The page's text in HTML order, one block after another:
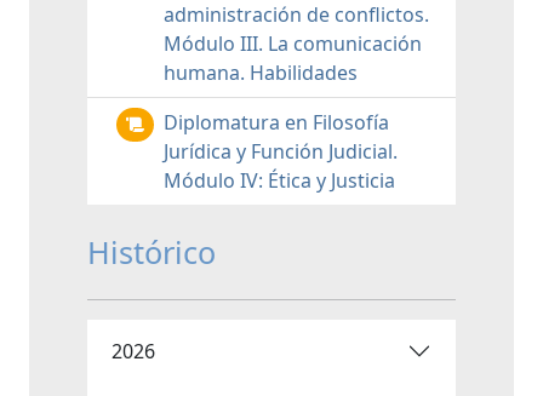
administración de conflictos.
Módulo III. La comunicación
humana. Habilidades
Diplomatura en Filosofía
Jurídica y Función Judicial.
Módulo IV: Ética y Justicia
Histórico
2026